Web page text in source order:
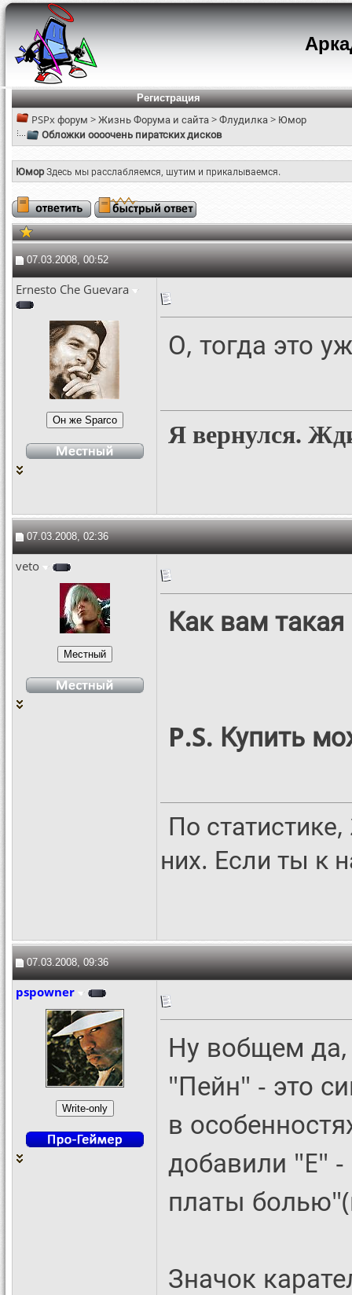
Регистрация
PSPx форум >Жизнь Форума и сайта>Флудилка> Юмор
Обложки оооочень пиратских дисков
ЮморЗдесь мы расслабляемся, шутим и прикалываемся.
07.03.2008, 00:52
Ernesto Che Guevara
О, тогда это
Я вернулся.
07.03.2008, 02:36
veto
Как вам такая
P.S. Купить
По
них. Если ты к
07.03.2008, 09:36
pspowner
Ну вобщем
"Пейн" - это
в
добавили "E"
платы
Значок